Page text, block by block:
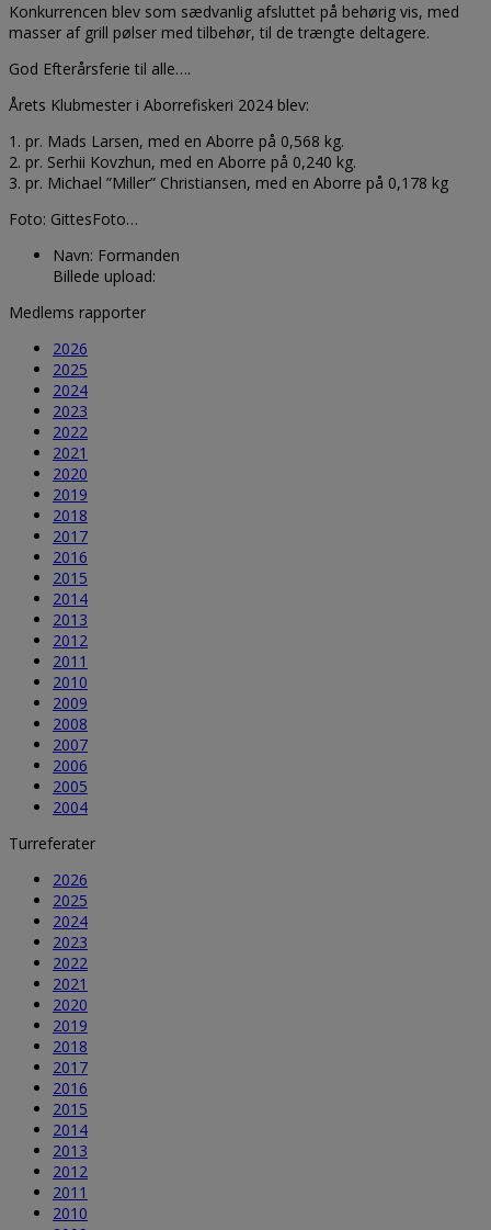
Konkurrencen blev som sædvanlig afsluttet på behørig vis, med
masser af grill pølser med tilbehør, til de trængte deltagere.
God Efterårsferie til alle….
Årets Klubmester i Aborrefiskeri 2024 blev:
1. pr. Mads Larsen, med en Aborre på 0,568 kg.
2. pr. Serhii Kovzhun, med en Aborre på 0,240 kg.
3. pr. Michael ”Miller” Christiansen, med en Aborre på 0,178 kg
Foto: GittesFoto…
Navn: Formanden
Billede upload:
Medlems rapporter
2026
2025
2024
2023
2022
2021
2020
2019
2018
2017
2016
2015
2014
2013
2012
2011
2010
2009
2008
2007
2006
2005
2004
Turreferater
2026
2025
2024
2023
2022
2021
2020
2019
2018
2017
2016
2015
2014
2013
2012
2011
2010